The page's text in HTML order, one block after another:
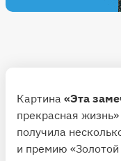
Картина «Эта
прекрасная
получила
и премию